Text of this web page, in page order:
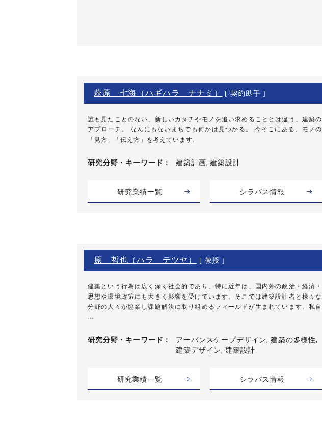
萩原 七海（ハギハラ ナナミ） [ 契約助手 ]
誰も見たことのない、新しいカタチやモノを追い求めることとは違う、建築の
アプローチ。 なんにもないまちでも何かは見つかる。 今そこにある、モノの
「見方」「伝え方」を考えています。
研究分野・ キーワード 建築計画, 建築設計
研究業績一覧 シラバス情報
原 哲也（ハラ テツヤ） [ 教授 ]
建築という行為は広く深く社会的であり、特に近年は、国内外の政治・経済・
思想や環境政策にも大きく影響を受けています。そこでは建築設計者と様々な
分野の人々が協業し課題解決に取り組めるフィールドが生まれています。私自
研究分野・ キーワード
アーバンスケープデザイン, 建築の多様性,
建築デザイン, 建築設計
研究業績一覧 シラバス情報